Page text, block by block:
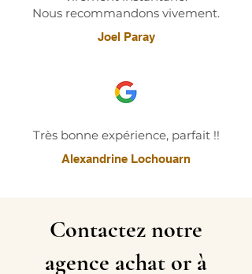
Nous recommandons vivement.
Joel Paray
Très bonne expérience, parfait !!
Alexandrine Lochouarn
Contactez notre
agence achat or à